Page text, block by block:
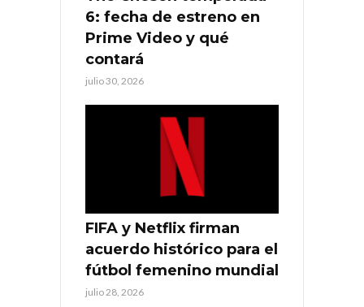
6: fecha de estreno en
Prime Video y qué
contará
julio 30, 2026
FIFA y Netflix firman
acuerdo histórico para el
fútbol femenino mundial
julio 28, 2026